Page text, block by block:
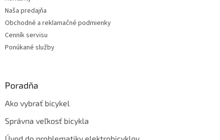
Naša predajňa
Obchodné a reklamačné podmienky
Cenník servisu
Ponúkané služby
Poradňa
Ako vybrať bicykel
Správna veľkosť bicykla